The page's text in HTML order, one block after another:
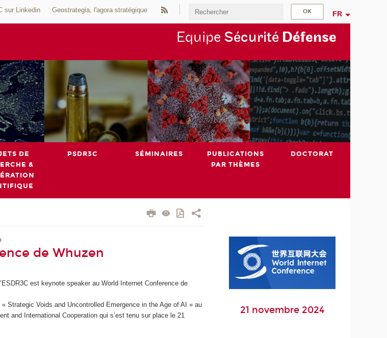
sur Linkedin Geostrategia, l'agora stratégique FR
Equipe Sécurité Défense
DE
&
PSDR3C SÉMINAIRES
PUBLICATIONS
PAR THÈMES
DOCTORAT
de Whuzen
est keynote speaker au World Internet Conference de
Strategic Voids and Uncontrolled Emergence in the Age of AI » au
and International Cooperation qui s’est tenu sur place le 21
21 novembre 2024